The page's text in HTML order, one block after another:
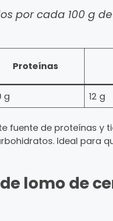
por cada 100 g
Proteínas
g 12 g
fuente de proteínas y
Ideal para
lomo de